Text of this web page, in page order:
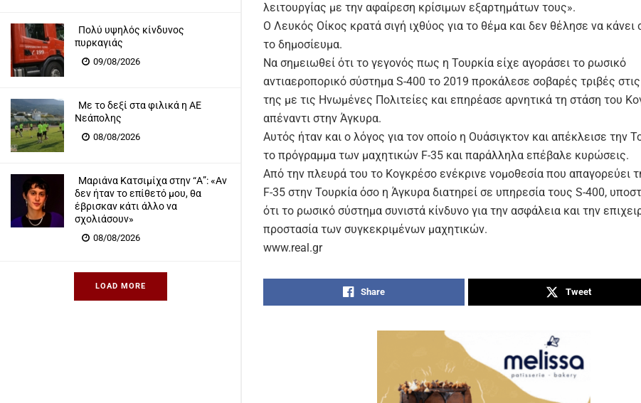
Πολύ υψηλός κίνδυνος
πυρκαγιάς
09/08/2026
Με το δεξί στα φιλικά η ΑΕ
Νεάπολης
08/08/2026
Μαριάνα Κατσιμίχα στην “Α”: «Αν
δεν ήταν το επίθετό μου, θα
έβρισκαν κάτι άλλο να
σχολιάσουν»
08/08/2026
LOAD MORE
λειτουργίας με την αφαίρεση κρίσιμων εξαρτημάτων τους».
Ο Λευκός Οίκος κρατά σιγή ιχθύος για το θέμα και δεν θέλησε να κάνει
το δημοσίευμα.
Να σημειωθεί ότι το γεγονός πως η Τουρκία είχε αγοράσει το ρωσικό
αντιαεροπορικό σύστημα S-400 το 2019 προκάλεσε σοβαρές τριβές
της με τις Ηνωμένες Πολιτείες και επηρέασε αρνητικά τη στάση του
απέναντι στην Άγκυρα.
Αυτός ήταν και ο λόγος για τον οποίο η Ουάσιγκτον και απέκλεισε την
το πρόγραμμα των μαχητικών F-35 και παράλληλα επέβαλε κυρώσεις.
Από την πλευρά του το Κογκρέσο ενέκρινε νομοθεσία που απαγορεύει
F-35 στην Τουρκία όσο η Άγκυρα διατηρεί σε υπηρεσία τους S-400,
ότι το ρωσικό σύστημα συνιστά κίνδυνο για την ασφάλεια και την
προστασία των συγκεκριμένων μαχητικών.
www.real.gr
Share Tweet